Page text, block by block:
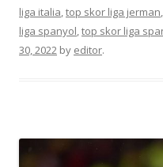
liga italia,top skor liga jerman,
liga spanyol,top skor liga
30, 2022 by editor.